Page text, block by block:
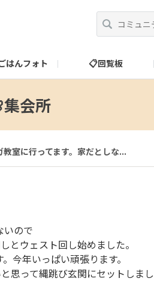
はんフォト 📋回覧板
集会所
室に行ってます。家だとしな...
いので
とウェスト回し始めました。
今年いっぱい頑張ります。
思って縄跳び玄関にセットしま